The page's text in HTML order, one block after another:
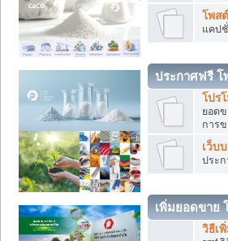
โพส
แคป
ประกาศฟรี โ
โปร
ยอด
การ
เว็บ
ประก
เพิ่มยอดขาย
วิธีเ